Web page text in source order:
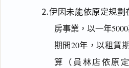
⒉伊因未能依原定規劃
房事業，以一年
期間20年，以租賃
算（員林店依原